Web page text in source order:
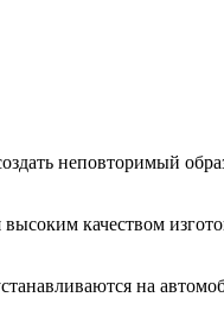
неповторимый
качеством
на